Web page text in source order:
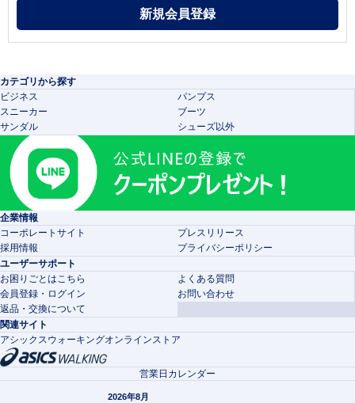
カテゴリから探す
ビジネス
パンプス
スニーカー
ブーツ
サンダル
シューズ以外
企業情報
コーポレートサイト
プレスリリース
採用情報
プライバシーポリシー
ユーザーサポート
お困りごとはこちら
よくある質問
会員登録・ログイン
お問い合わせ
返品・交換について
関連サイト
アシックスウォーキングオンラインストア
営業日カレンダー
2026年8月